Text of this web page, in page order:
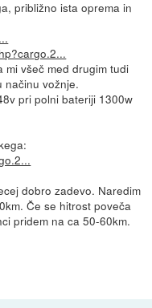
približno ista oprema in
mi všeč med drugim tudi
načinu vožnje.
pri polni bateriji 1300w
dobro zadevo. Naredim
Če se hitrost poveča
pridem na ca 50-60km.